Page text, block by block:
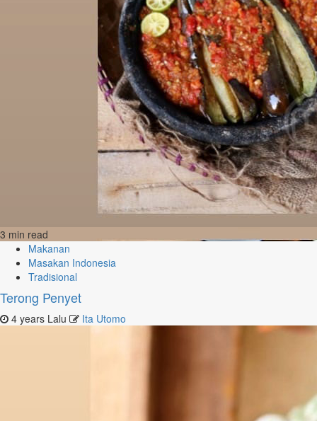
3 min read
Makanan
Masakan Indonesia
Tradisional
Terong Penyet
4 years Lalu Ita Utomo